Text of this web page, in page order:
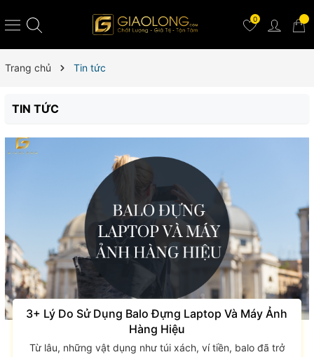
0
Trang chủ Tin tức
TIN TỨC
3+ Lý Do Sử Dụng Balo Đựng Laptop Và Máy Ảnh
Hàng Hiệu
Từ lâu, những vật dụng như túi xách, ví tiền, balo đã trở